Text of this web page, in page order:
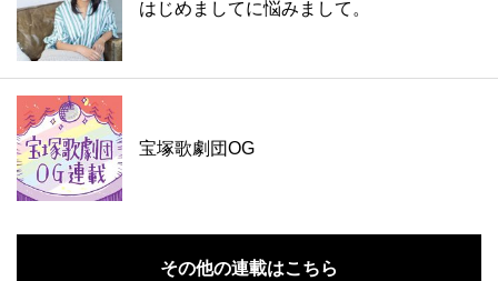
はじめましてに悩みまして。
宝塚歌劇団OG
その他の連載はこちら